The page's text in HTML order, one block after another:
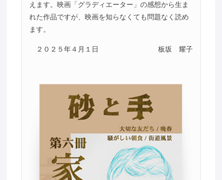
えます。映画「グラディエーター」の感想から生ま
れた作品ですが、映画を知らなくても問題なく読め
ます。
２０２５年４月１日 板坂 耀子